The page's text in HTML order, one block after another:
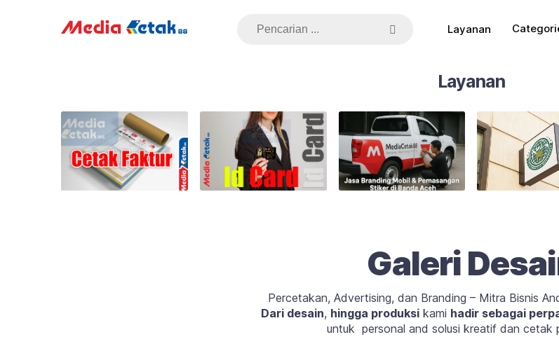
Layanan
Layanan
Galeri
Percetakan, Advertising, dan Branding – Mitra Bisnis
Dari desain, hingga produksi kami hadir sebagai
untuk personal and solusi kreatif dan cetak